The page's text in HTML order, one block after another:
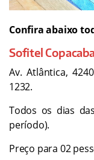
Confira abaixo
Sofitel
Av. Atlântica,
1232.
Todos os dias
período).
Preço para 02